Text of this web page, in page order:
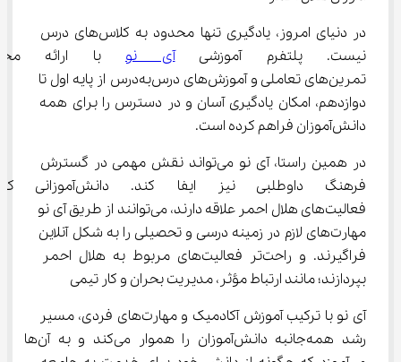
در دنیای امروز، یادگیری تنها محدود به کلاس‌های درس
نیست. پلتفرم آموزشی آی نو با ارائه
تمرین‌های تعاملی و آموزش‌های درس‌به‌درس از پایه اول تا
دوازدهم، امکان یادگیری آسان و در دسترس را برای همه
دانش‌آموزان فراهم کرده است.
در همین راستا، آی ‌نو می‌تواند نقش مهمی در گسترش
فرهنگ داوطلبی نیز ایفا کند.
فعالیت‌های هلال احمر علاقه دارند، می‌توانند از طریق آی ‌نو
مهارت‌های لازم در زمینه درسی و تحصیلی را به شکل آنلاین
فراگیرند. و راحت‌تر فعالیت‌های مربوط به هلال احمر
بپردازند؛ مانند ارتباط مؤثر، مدیریت بحران و کار تیمی
آی ‌نو با ترکیب آموزش آکادمیک و مهارت‌های فردی، مسیر
رشد همه‌جانبه دانش‌آموزان را هموار می‌کند و به آن‌ها